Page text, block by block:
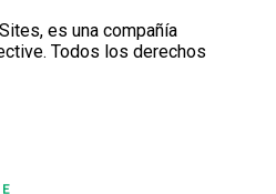
es una compañía
Todos los derechos